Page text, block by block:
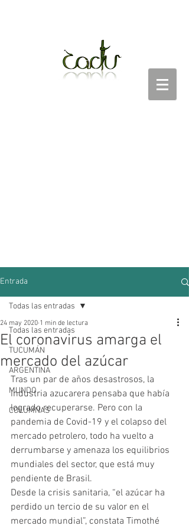
Entrada
Todas las entradas
TUCUMÁN
ARGENTINA
MUNDO
COLUMNAS
Todas las entradas
El coronavirus amarga el
mercado del azúcar
24 may 2020 1 min de lectura
Tras un par de años desastrosos, la
industria azucarera pensaba que había
logrado recuperarse. Pero con la
pandemia de Covid-19 y el colapso del
mercado petrolero, todo ha vuelto a
derrumbarse y amenaza los equilibrios
mundiales del sector, que está muy
pendiente de Brasil.
Desde la crisis sanitaria, “el azúcar ha
perdido un tercio de su valor en el
mercado mundial”, constata Timothé